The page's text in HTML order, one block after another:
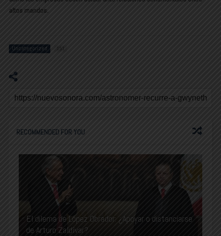
altos mandos.
Uncategorized 151
RECOMMENDED FOR YOU
El dilema de López Obrador: ¿Apoyar o distanciarse
de Arturo Zaldívar?